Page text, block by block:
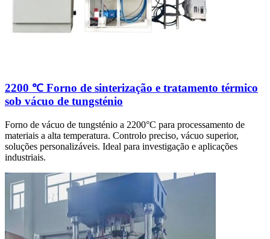
2200 ℃ Forno de sinterização e tratamento térmico
sob vácuo de tungsténio
Forno de vácuo de tungsténio a 2200°C para processamento de
materiais a alta temperatura. Controlo preciso, vácuo superior,
soluções personalizáveis. Ideal para investigação e aplicações
industriais.